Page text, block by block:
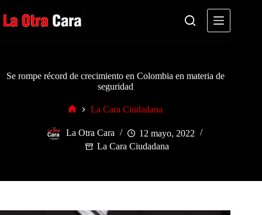
al
contenido
Se rompe récord de crecimiento en Colombia en materia de
seguridad
La Cara Ciudadana
La Otra Cara
12 mayo, 2022
La Cara Ciudadana